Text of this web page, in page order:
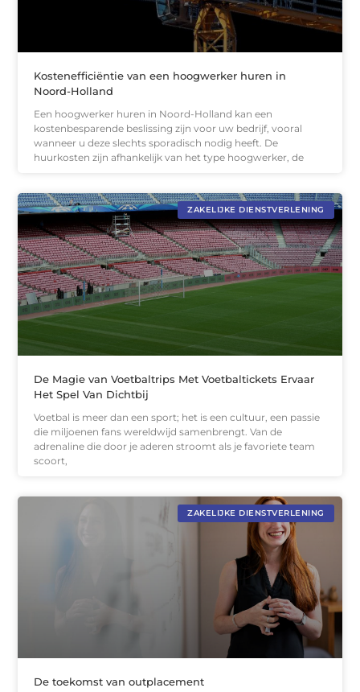
Kostenefficiëntie van een hoogwerker huren in
Noord-Holland
Een hoogwerker huren in Noord-Holland kan een
kostenbesparende beslissing zijn voor uw bedrijf, vooral
wanneer u deze slechts sporadisch nodig heeft. De
huurkosten zijn afhankelijk van het type hoogwerker, de
ZAKELIJKE DIENSTVERLENING
De Magie van Voetbaltrips Met Voetbaltickets Ervaar
Het Spel Van Dichtbij
Voetbal is meer dan een sport; het is een cultuur, een passie
die miljoenen fans wereldwijd samenbrengt. Van de
adrenaline die door je aderen stroomt als je favoriete team
scoort,
ZAKELIJKE DIENSTVERLENING
De toekomst van outplacement